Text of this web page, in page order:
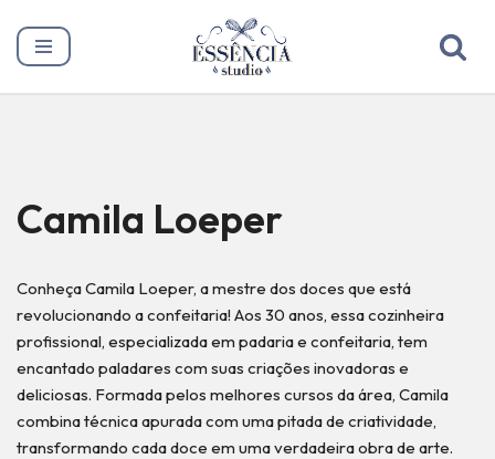
Pular
Camila Loeper
Conheça Camila Loeper, a mestre dos doces que está
revolucionando a confeitaria! Aos 30 anos, essa cozinheira
profissional, especializada em padaria e confeitaria, tem
encantado paladares com suas criações inovadoras e
deliciosas. Formada pelos melhores cursos da área, Camila
combina técnica apurada com uma pitada de criatividade,
transformando cada doce em uma verdadeira obra de arte.